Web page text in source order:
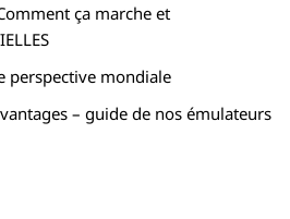
ça marche et
perspective mondiale
– guide de nos émulateurs